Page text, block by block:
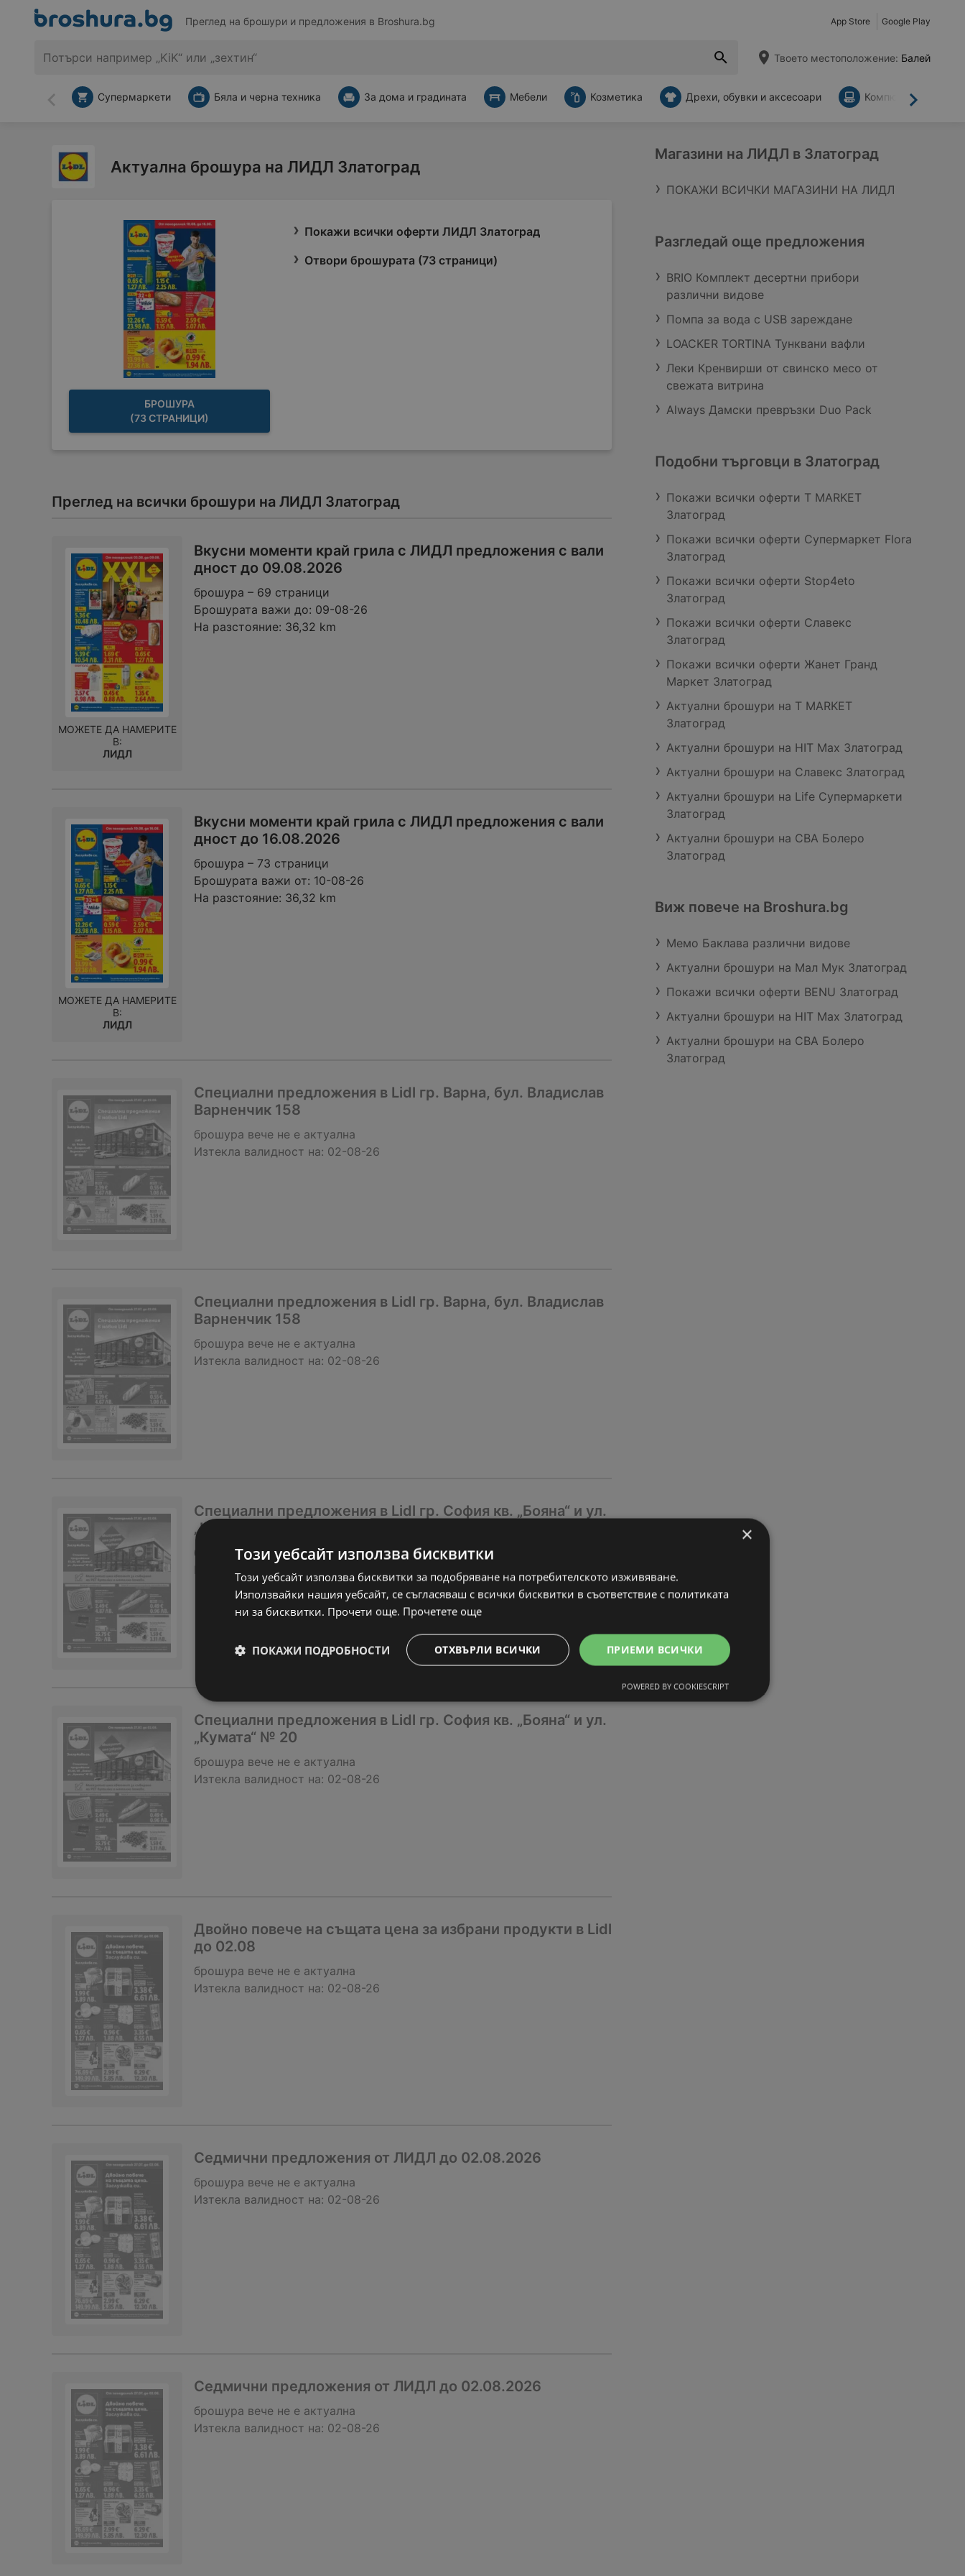
Преглед на брошури и предложения в Broshura.bg App Store Google Play
Твоето местоположение: Балей
Назад Напред
Супермаркети Бяла и черна техника За дома и градината Мебели Козметика Дрехи, обувки и аксесоари Компютри и
Актуална брошура на ЛИДЛ Златоград
БРОШУРА
(73 СТРАНИЦИ)
Покажи всички оферти ЛИДЛ Златоград
Отвори брошурата (73 страници)
Преглед на всички брошури на ЛИДЛ Златоград
Вкусни моменти край грила с ЛИДЛ предложения с вали
дност до 09.08.2026
брошура – 69 страници
Брошурата важи до: 09-08-26
На разстояние: 36,32 km
МОЖЕТЕ ДА НАМЕРИТЕ
В:
ЛИДЛ
Вкусни моменти край грила с ЛИДЛ предложения с вали
дност до 16.08.2026
брошура – 73 страници
Брошурата важи от: 10-08-26
На разстояние: 36,32 km
МОЖЕТЕ ДА НАМЕРИТЕ
В:
ЛИДЛ
Специални предложения в Lidl гр. Варна, бул. Владислав
Варненчик 158
брошура вече не е актуална
Изтекла валидност на: 02-08-26
Специални предложения в Lidl гр. Варна, бул. Владислав
Варненчик 158
брошура вече не е актуална
Изтекла валидност на: 02-08-26
Специални предложения в Lidl гр. София кв. „Бояна“ и ул.
„Кумата“ № 20
брошура вече не е актуална
Изтекла валидност на:
02-08-26
Специални предложения в Lidl гр. София кв. „Бояна“ и ул.
„Кумата“ № 20
брошура вече не е актуална
Изтекла валидност на: 02-08-26
Двойно повече на същата цена за избрани продукти в Lidl
до 02.08
брошура вече не е актуална
Изтекла валидност на: 02-08-26
Седмични предложения от ЛИДЛ до 02.08.2026
брошура вече не е актуална
Изтекла валидност на: 02-08-26
Седмични предложения от ЛИДЛ до 02.08.2026
брошура вече не е актуална
Изтекла валидност на: 02-08-26
Магазини на ЛИДЛ в Златоград
ПОКАЖИ ВСИЧКИ МАГАЗИНИ НА ЛИДЛ
Разгледай още предложения
BRIO Комплект десертни прибори
различни видове
Помпа за вода с USB зареждане
LOACKER TORTINA Тунквани вафли
Леки Кренвирши от свинско месо от
свежата витрина
Always Дамски превръзки Duo Pack
Подобни търговци в Златоград
Покажи всички оферти T MARKET
Златоград
Покажи всички оферти Супермаркет Flora
Златоград
Покажи всички оферти Stop4eto
Златоград
Покажи всички оферти Славекс
Златоград
Покажи всички оферти Жанет Гранд
Маркет Златоград
Актуални брошури на T MARKET
Златоград
Актуални брошури на HIT Max Златоград
Актуални брошури на Славекс Златоград
Актуални брошури на Life Супермаркети
Златоград
Актуални брошури на CBA Болеро
Златоград
Виж повече на Broshura.bg
Мемо Баклава различни видове
Актуални брошури на Мал Мук Златоград
Покажи всички оферти BENU Златоград
Актуални брошури на HIT Max Златоград
Актуални брошури на CBA Болеро
Златоград
×
Този уебсайт използва бисквитки
Този уебсайт използва бисквитки за подобряване на потребителското изживяване.
Използвайки нашия уебсайт, се съгласяваш с всички бисквитки в съответствие с политиката
ни за бисквитки. Прочети още. Прочетете още
ПРИЕМИ ВСИЧКИ
ОТХВЪРЛИ ВСИЧКИ
ПОКАЖИ ПОДРОБНОСТИ
POWERED BY COOKIESCRIPT